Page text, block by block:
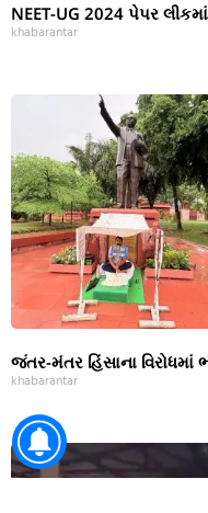
NEET-UG 2024 પેપર
khabarantar
જંતર-મંતર હિંસાના વિરોધમાં
khabarantar